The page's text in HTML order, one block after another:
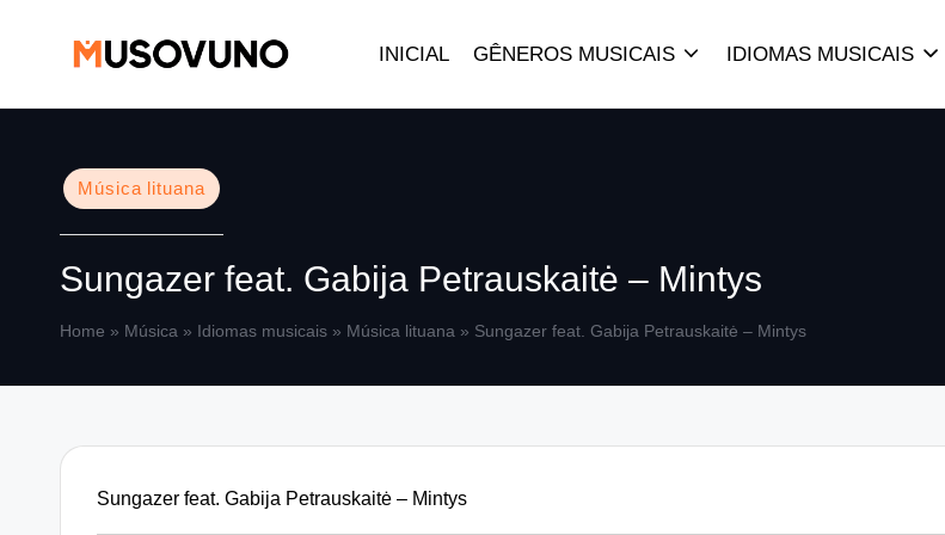
INICIAL GÊNEROS MUSICAIS IDIOMAS MUSICAIS
Posted
in
Música lituana
Sungazer feat. Gabija Petrauskaitė – Mintys
Home » Música » Idiomas musicais » Música lituana » Sungazer feat. Gabija Petrauskaitė – Mintys
Sungazer feat. Gabija Petrauskaitė – Mintys